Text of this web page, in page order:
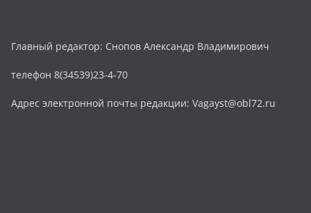
Главный редактор: Снопов Александр Владимирович
телефон 8(34539)23-4-70
Адрес электронной почты редакции: Vagayst@obl72.ru